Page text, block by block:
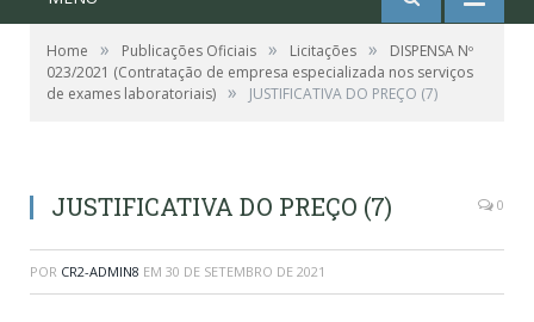
Home » Publicações Oficiais » Licitações »
DISPENSA Nº
023/2021 (Contratação de empresa especializada nos serviços
de exames laboratoriais) » JUSTIFICATIVA DO PREÇO (7)
JUSTIFICATIVA DO PREÇO (7) 0
POR CR2-ADMIN8 EM 30 DE SETEMBRO DE 2021